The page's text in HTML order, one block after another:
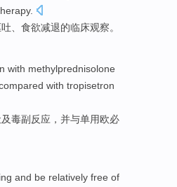
.
食欲减退的临床观察。
with methylprednisolone
with tropisetron
毒副 反应， 并与单用欧必
and be relatively free of